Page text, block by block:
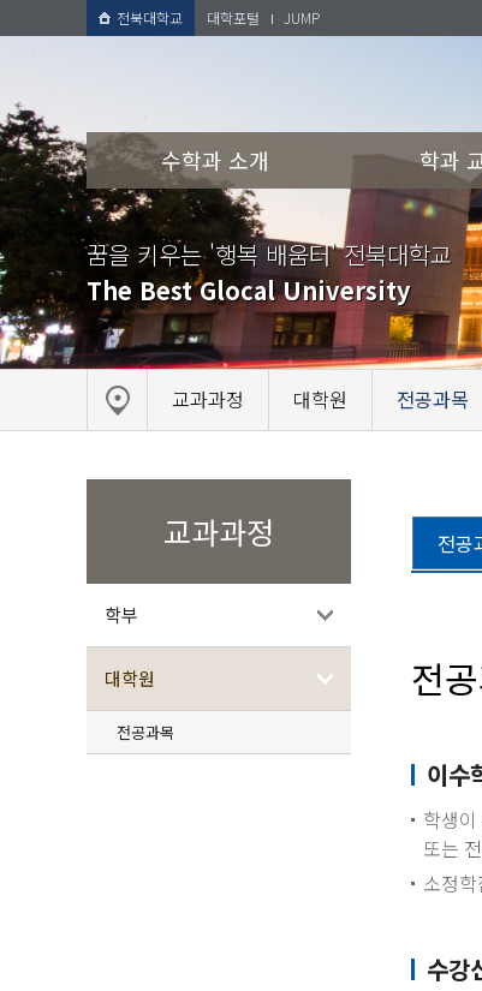
전북대학교 대학포털 JUMP
수학과 소개 학과
꿈을 키우는 '행복 배움터' 전북대학교
The Best Glocal University
교과과정 대학원 전공과목
교과과정
학부
대학원
전공과목
전공
전
이수
학생
또는
소정
수강